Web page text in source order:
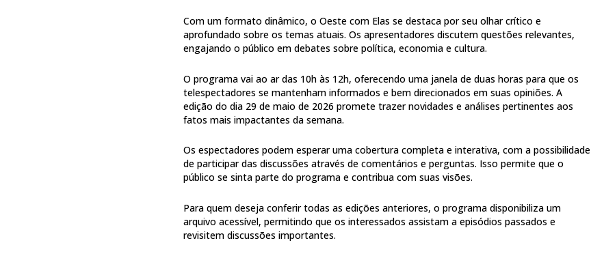
Com um formato dinâmico, o Oeste com Elas se destaca por seu olhar crítico e
aprofundado sobre os temas atuais. Os apresentadores discutem questões relevantes,
engajando o público em debates sobre política, economia e cultura.
O programa vai ao ar das 10h às 12h, oferecendo uma janela de duas horas para que os
telespectadores se mantenham informados e bem direcionados em suas opiniões. A
edição do dia 29 de maio de 2026 promete trazer novidades e análises pertinentes aos
fatos mais impactantes da semana.
Os espectadores podem esperar uma cobertura completa e interativa, com a possibilidade
de participar das discussões através de comentários e perguntas. Isso permite que o
público se sinta parte do programa e contribua com suas visões.
Para quem deseja conferir todas as edições anteriores, o programa disponibiliza um
arquivo acessível, permitindo que os interessados assistam a episódios passados e
revisitem discussões importantes.